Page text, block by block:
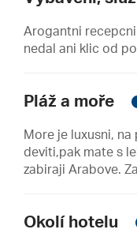
Arogantni
nedal ani klic od
Pláž a moře
More je luxusni, na
deviti,pak mate s
zabiraji Arabove.
Okolí hotelu